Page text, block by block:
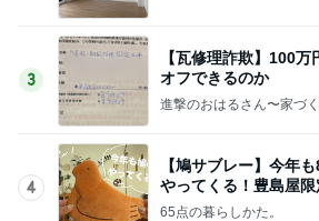
3
【瓦修理詐欺】100
オフできるのか
進撃のおはるさん〜家づ
4
【鳩サブレー】今年
やってくる！豊島屋
いすぎる♡
65点の暮らしかた。